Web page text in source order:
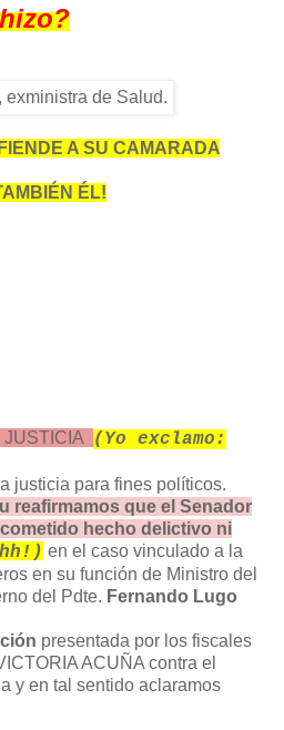
A SU CAMARADA
ÉL!
JUSTICIA
(Yo exclamo:
justicia para fines políticos.
reafirmamos que el Senador
hecho delictivo ni
en el caso vinculado a la
en su función de Ministro del
del Pdte. Fernando Lugo
presentada por los fiscales
ACUÑA contra el
y en tal sentido aclaramos